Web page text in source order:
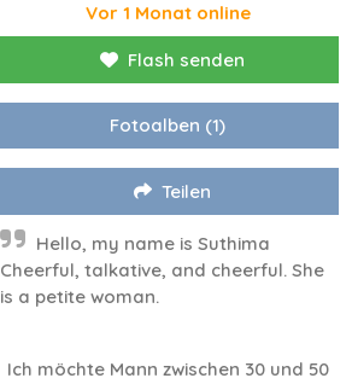
Vor 1 Monat online
Flash senden
Fotoalben (1)
Teilen
Hello, my name is Suthima
Cheerful, talkative, and cheerful. She
is a petite woman.
Ich möchte Mann zwischen 30 und 50